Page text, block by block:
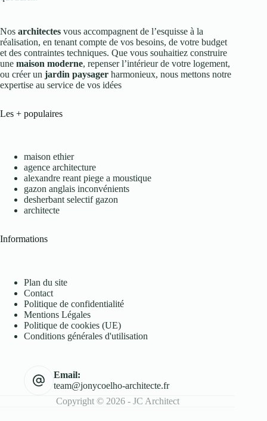
Nos architectes vous accompagnent de l’esquisse à la
réalisation, en tenant compte de vos besoins, de votre budget
et des contraintes techniques. Que vous souhaitiez construire
une maison moderne, repenser l’intérieur de votre logement,
ou créer un jardin paysager harmonieux, nous mettons notre
expertise au service de vos idées
Les + populaires
maison ethier
agence architecture
alexandre reant piege a moustique
gazon anglais inconvénients
desherbant selectif gazon
architecte
Informations
Plan du site
Contact
Politique de confidentialité
Mentions Légales
Politique de cookies (UE)
Conditions générales d'utilisation
Email:
team@jonycoelho-architecte.fr
Copyright © 2026 - JC Architect